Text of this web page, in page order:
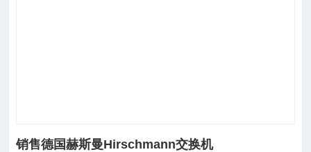
销售德国赫斯曼Hirschmann交换机